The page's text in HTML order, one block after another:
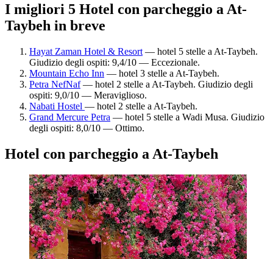
I migliori 5 Hotel con parcheggio a At-
Taybeh in breve
Hayat Zaman Hotel & Resort — hotel 5 stelle a At-Taybeh.
Giudizio degli ospiti: 9,4/10 — Eccezionale.
Mountain Echo Inn — hotel 3 stelle a At-Taybeh.
Petra NefNaf— hotel 2 stelle a At-Taybeh. Giudizio degli
ospiti: 9,0/10 — Meraviglioso.
Nabati Hostel — hotel 2 stelle a At-Taybeh.
Grand Mercure Petra — hotel 5 stelle a Wadi Musa. Giudizio
degli ospiti: 8,0/10 — Ottimo.
Hotel con parcheggio a At-Taybeh